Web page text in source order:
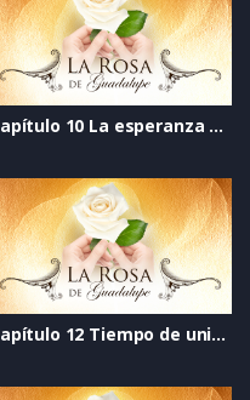
Capítulo 10 La esperanza del perdón
Capítulo 12 Tiempo de unión